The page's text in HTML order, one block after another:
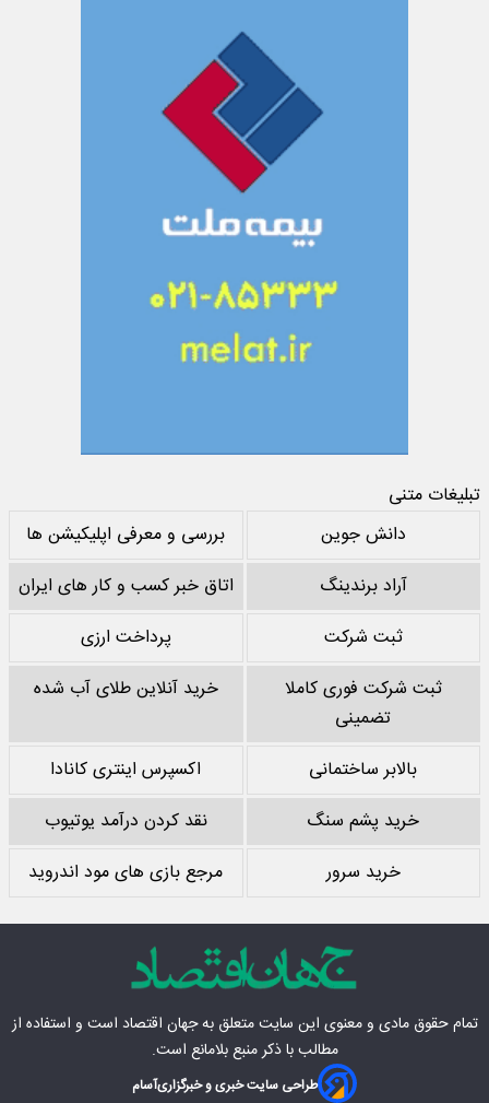
تبلیغات متنی
دانش جوین
بررسی و معرفی اپلیکیشن ها
آراد برندینگ
اتاق خبر کسب و کار های ایران
ثبت شرکت
پرداخت ارزی
ثبت شرکت فوری کاملا
تضمینی
خرید آنلاین طلای آب شده
بالابر ساختمانی
اکسپرس اینتری کانادا
خرید پشم سنگ
نقد کردن درآمد یوتیوب
خرید سرور
مرجع بازی های مود اندروید
تمام حقوق مادی‌ و معنوی این سایت متعلق بهجهان اقتصاد است و استفاده از
مطالب با ذکر منبع بلامانع است.
طراحی سایت خبری و خبرگزاریآسام